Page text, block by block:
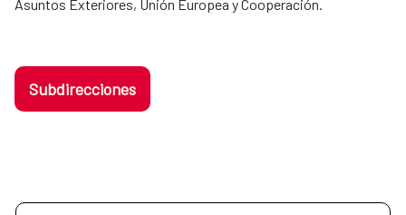
Asuntos Exteriores, Unión Europea y Cooperación.
Subdirecciones